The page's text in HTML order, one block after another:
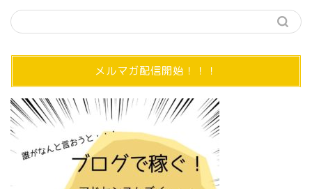
メルマガ配信開始！！！